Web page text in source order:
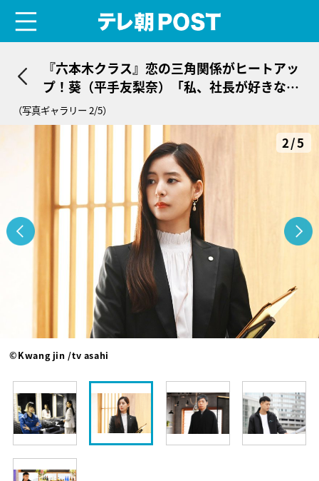
『六本木クラス』恋の三角関係がヒートアッ
プ！葵（平手友梨奈）「私、社長が好きなん
です」
（写真ギャラリー 2/5）
2/5
©Kwang jin /tv asahi